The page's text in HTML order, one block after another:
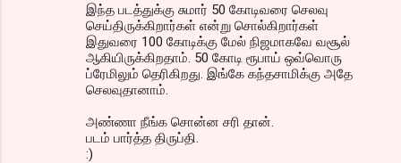
இந்த படத்துக்கு சுமார் 50 கோடிவரை செலவு
செய்திருக்கிறார்கள் என்று சொல்கிறார்கள்
இதுவரை 100 கோடிக்கு மேல் நிஜமாகவே வசூல்
ஆகியிருக்கிறதாம். 50 கோடி ரூபாய் ஒவ்வொரு
ப்ரேமிலும் தெரிகிறது. இங்கே கந்தசாமிக்கு அதே
செலவுதானாம்.
அண்ணா நீங்க சொன்ன சரி தான்.
படம் பார்த்த திருப்தி.
:)